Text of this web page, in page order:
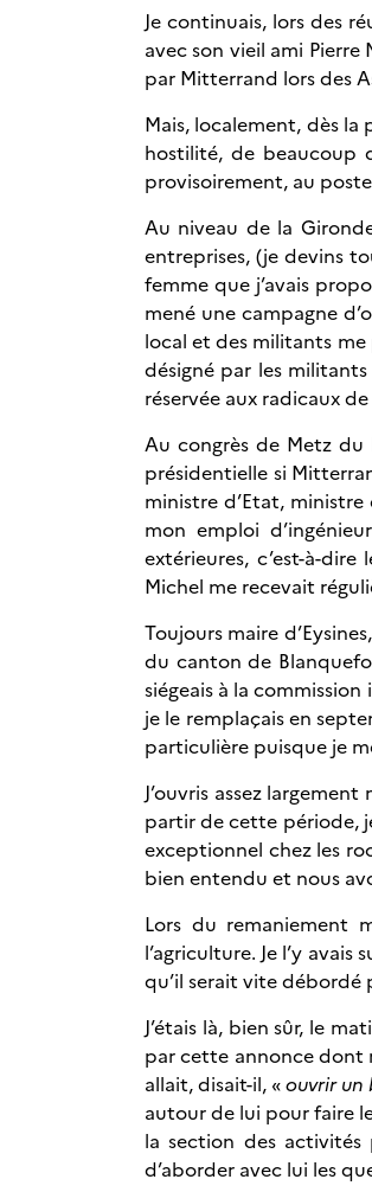
Je continuais, lors des
avec son vieil ami
par Mitterrand lors des
Mais, localement, dès la
hostilité, de beaucoup
provisoirement, au
Au niveau de la
entreprises, (je devins
femme que j’avais
mené une campagne
local et des militants me
désigné par les
réservée aux radicaux
Au congrès de Metz du
présidentielle si
ministre d’Etat,
mon emploi
extérieures, c’est-à-
Michel me recevait
Toujours maire
du canton de
siégeais à la
je le remplaçais en
particulière puisque je
J’ouvris assez
partir de cette période,
exceptionnel chez les
bien entendu et nous
Lors du remaniement
l’agriculture. Je l’y
qu’il serait vite débordé
J’étais là, bien sûr, le
par cette annonce dont
allait, disait-il, «ouvrir un
autour de lui pour faire
la section des
d’aborder avec lui les